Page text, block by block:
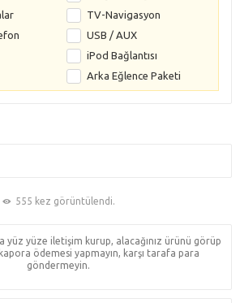
TV-Navigasyon
USB / AUX
iPod Bağlantısı
Arka Eğlence Paketi
555 kez görüntülendi.
yüz yüze iletişim kurup, alacağınız ürünü görüp
ödemesi yapmayın, karşı tarafa para
göndermeyin.